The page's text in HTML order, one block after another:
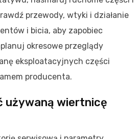
przewody, wtyki i działanie
i bicia, aby zapobiec
okresowe przeglądy
eksploatacyjnych części
producenta.
używaną wiertnicę